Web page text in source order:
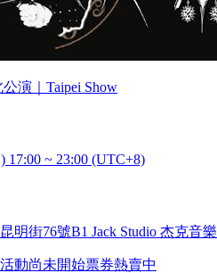
演｜Taipei Show
17:00 ~ 23:00 (UTC+8)
明街76號B1 Jack Studio 杰克音樂
活動尚未開始票券熱賣中